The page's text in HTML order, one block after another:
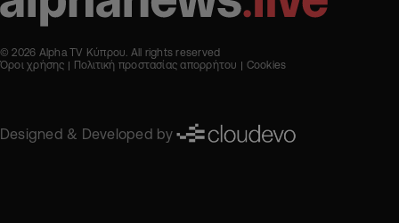
© 2026 Alpha TV Κύπρου. All rights reserved
Όροι χρήσης
Πολιτική προστασίας απορρήτου Cookies
Designed & Developed by